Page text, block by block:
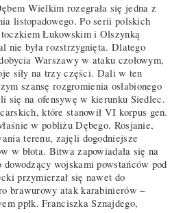
Wielkim rozegrała się jedna z
listopadowego. Po serii polskich
Łukowskim i Olszynką
nie była rozstrzygnięta. Dlatego
Warszawy w ataku czołowym,
siły na trzy części. Dali w ten
szansę rozgromienia osłabionego
się na ofensywę w kierunku Siedlec.
które stanowił VI korpus gen.
w pobliżu Dębego. Rosjanie,
terenu, zajęli dogodniejsze
w błota. Bitwa zapowiadała się na
wojskami powstańców pod
przymierzał się nawet do
brawurowy atak karabinierów –
ppłk. Franciszka Sznajdego,